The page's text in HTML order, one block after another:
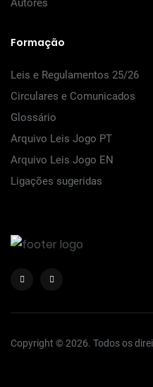
Autores
Formação
Leis e Regulamentos 25/26
Circulares e Comunicados
Glossário
Arquivo Leis Jogo PT
Arquivo Leis Jogo EN
Ligações sugeridas
Copyright © 2026. Todos os